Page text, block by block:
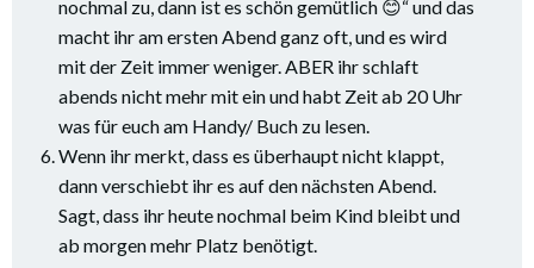
nochmal zu, dann ist es schön gemütlich 😊“ und das
macht ihr am ersten Abend ganz oft, und es wird
mit der Zeit immer weniger. ABER ihr schlaft
abends nicht mehr mit ein und habt Zeit ab 20 Uhr
was für euch am Handy/ Buch zu lesen.
Wenn ihr merkt, dass es überhaupt nicht klappt,
dann verschiebt ihr es auf den nächsten Abend.
Sagt, dass ihr heute nochmal beim Kind bleibt und
ab morgen mehr Platz benötigt.